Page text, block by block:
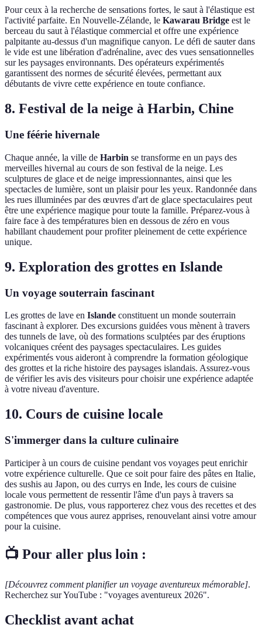
Pour ceux à la recherche de sensations fortes, le saut à l'élastique est
l'activité parfaite. En Nouvelle-Zélande, le Kawarau Bridge est le
berceau du saut à l'élastique commercial et offre une expérience
palpitante au-dessus d'un magnifique canyon. Le défi de sauter dans
le vide est une libération d'adrénaline, avec des vues sensationnelles
sur les paysages environnants. Des opérateurs expérimentés
garantissent des normes de sécurité élevées, permettant aux
débutants de vivre cette expérience en toute confiance.
8. Festival de la neige à Harbin, Chine
Une féérie hivernale
Chaque année, la ville de Harbin se transforme en un pays des
merveilles hivernal au cours de son festival de la neige. Les
sculptures de glace et de neige impressionnantes, ainsi que les
spectacles de lumière, sont un plaisir pour les yeux. Randonnée dans
les rues illuminées par des œuvres d'art de glace spectaculaires peut
être une expérience magique pour toute la famille. Préparez-vous à
faire face à des températures bien en dessous de zéro en vous
habillant chaudement pour profiter pleinement de cette expérience
unique.
9. Exploration des grottes en Islande
Un voyage souterrain fascinant
Les grottes de lave en Islande constituent un monde souterrain
fascinant à explorer. Des excursions guidées vous mènent à travers
des tunnels de lave, où des formations sculptées par des éruptions
volcaniques créent des paysages spectaculaires. Les guides
expérimentés vous aideront à comprendre la formation géologique
des grottes et la riche histoire des paysages islandais. Assurez-vous
de vérifier les avis des visiteurs pour choisir une expérience adaptée
à votre niveau d'aventure.
10. Cours de cuisine locale
S'immerger dans la culture culinaire
Participer à un cours de cuisine pendant vos voyages peut enrichir
votre expérience culturelle. Que ce soit pour faire des pâtes en Italie,
des sushis au Japon, ou des currys en Inde, les cours de cuisine
locale vous permettent de ressentir l'âme d'un pays à travers sa
gastronomie. De plus, vous rapporterez chez vous des recettes et des
compétences que vous aurez apprises, renouvelant ainsi votre amour
pour la cuisine.
📺 Pour aller plus loin :
[Découvrez comment planifier un voyage aventureux mémorable].
Recherchez sur YouTube : "voyages aventureux 2026".
Checklist avant achat